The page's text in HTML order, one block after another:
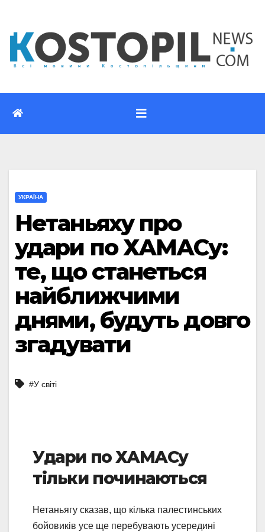
вмісту
УКРАЇНА
Нетаньяху про
удари по ХАМАСу:
те, що станеться
найближчими
днями, будуть довго
згадувати
#У світі
Удари по ХАМАСу
тільки починаються
Нетаньягу сказав, що кілька палестинських
бойовиків усе ще перебувають усередині